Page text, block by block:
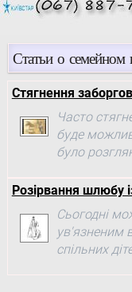
Статьи о семейном
Стягнення
Часто
буде
було
Розірвання шлюбу
Сьогодні
ув'язненим
спільних